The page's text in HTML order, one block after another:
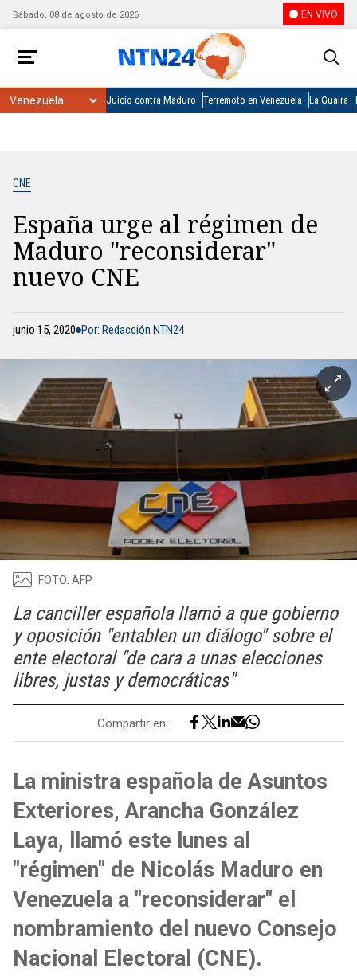
Sábado, 08 de agosto de 2026 EN VIVO
Juicio contra Maduro Terremoto en Venezuela La Guaira
CNE
España urge al régimen de
Maduro "reconsiderar"
nuevo CNE
junio 15, 2020 Por: Redacción NTN24
FOTO: AFP
La canciller española llamó a que gobierno
y oposición "entablen un diálogo" sobre el
ente electoral "de cara a unas elecciones
libres, justas y democráticas"
Compartir en:
La ministra española de Asuntos
Exteriores, Arancha González
Laya, llamó este lunes al
"régimen" de Nicolás Maduro en
Venezuela a "reconsiderar" el
nombramiento del nuevo Consejo
Nacional Electoral (CNE).